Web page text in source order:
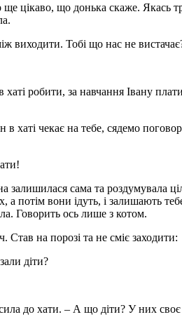
ще цікаво, що донька скаже. Якась
виходити. Тобі що нас не
робити, за навчання Івану
чекає на тебе, сядемо
залишилася сама та роздумувала
а потім вони ідуть, і залишають
Говорить ось лише з котом.
на порозі та не сміє заходити:
діти?
до хати. – А що діти? У них